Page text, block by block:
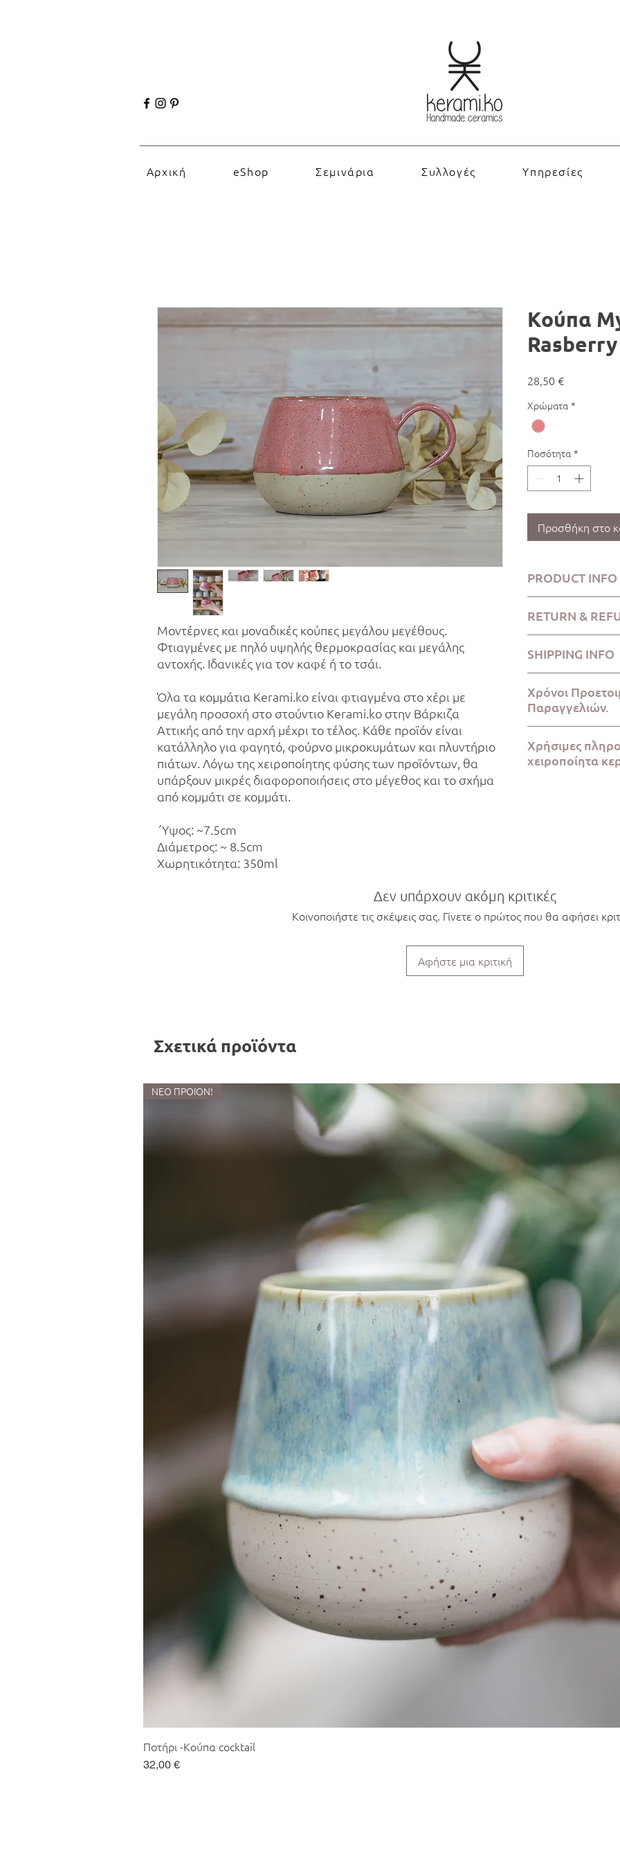
Αρχική eShop Σεμινάρια Συλλογές Υπηρεσίες
Μοντέρνες και μοναδικές κούπες μεγάλου μεγέθους.
Φτιαγμένες με πηλό υψηλής θερμοκρασίας και μεγάλης
αντοχής. Ιδανικές για τον καφέ ή το τσάι.
Όλα τα κομμάτια Kerami.ko είναι φτιαγμένα στο χέρι με
μεγάλη προσοχή στο στούντιο Kerami.ko στην Βάρκιζα
Αττικής από την αρχή μέχρι το τέλος. Κάθε προϊόν είναι
κατάλληλο για φαγητό, φούρνο μικροκυμάτων και πλυντήριο
πιάτων. Λόγω της χειροποίητης φύσης των προϊόντων, θα
υπάρξουν μικρές διαφοροποιήσεις στο μέγεθος και το σχήμα
από κομμάτι σε κομμάτι.
΄Υψος: ~7.5cm
Διάμετρος: ~ 8.5cm
Χωρητικότητα: 350ml
Κούπα
28,50 €Τιμή
Χρώματα *
Ποσότητα *
Προσθήκη στο
PRODUCT INFO
RETURN &
your customers know
dissatisfied with
refund or exchange
reassure your
confidence.
SHIPPING INFO
Χρόνοι
Παραγγελιών.
ημέρες, ενώ η
πραγματοποιείται
Χρήσιμες
χειροποίητα
Δεν υπάρχουν ακόμη κριτικές
Κοινοποιήστε τις σκέψεις σας. Γίνετε ο πρώτος που θα αφήσει
Αφήστε μια κριτική
Σχετικά προϊόντα
ΝΕΟ ΠΡΟΙΟΝ!
Ποτήρι -Κούπα cocktail
Τιμή
32,00 €